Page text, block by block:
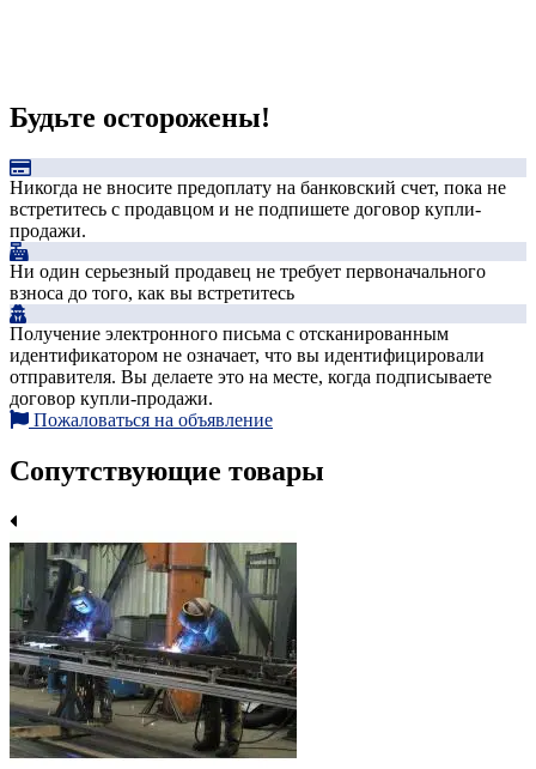
Будьте осторожены!
Никогда не вносите предоплату на банковский счет, пока не
встретитесь с продавцом и не подпишете договор купли-
продажи.
Ни один серьезный продавец не требует первоначального
взноса до того, как вы встретитесь
Получение электронного письма с отсканированным
идентификатором не означает, что вы идентифицировали
отправителя. Вы делаете это на месте, когда подписываете
договор купли-продажи.
Пожаловаться на объявление
Сопутствующие товары